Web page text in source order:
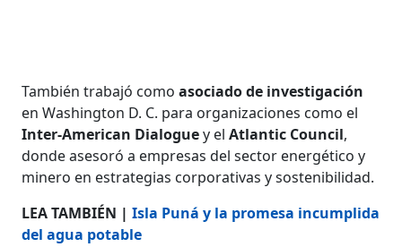
También trabajó comoasociado de investigación
en Washington D. C. para organizaciones como el
Inter-American Dialoguey elAtlantic Council,
donde asesoró a empresas del sector energético y
minero en estrategias corporativas y sostenibilidad.
LEA TAMBIÉN |Isla Puná y la promesa incumplida
del agua potable